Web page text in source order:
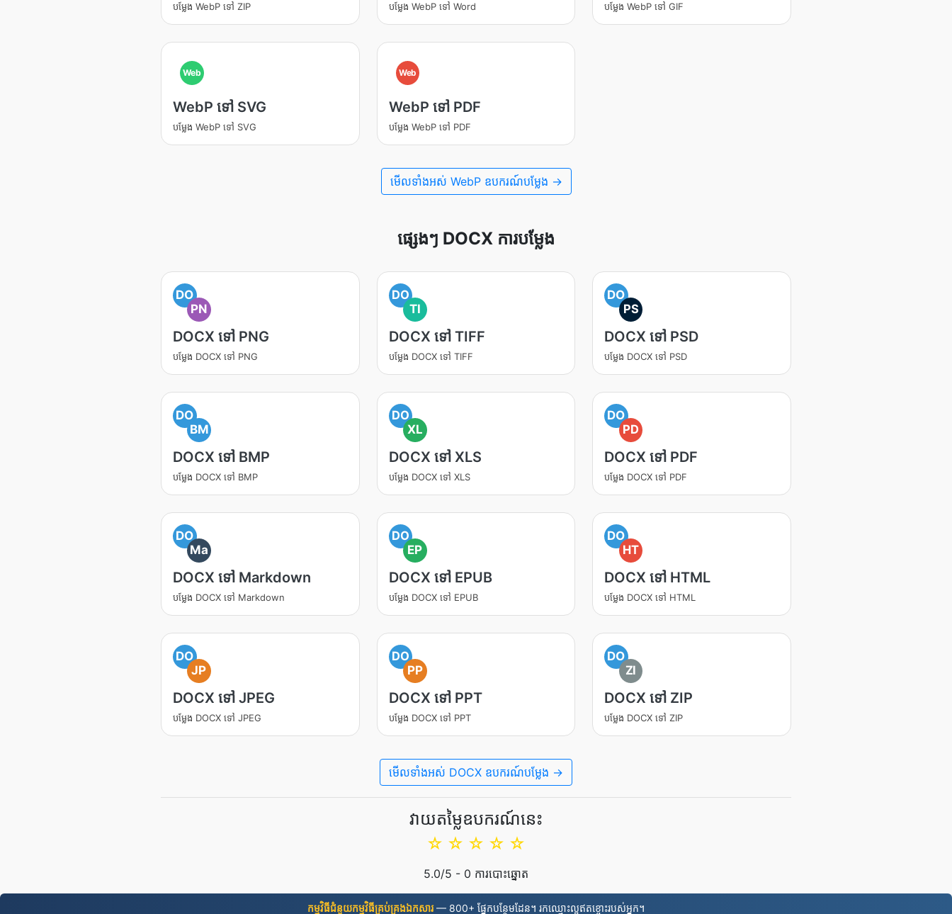
បម្លែង WebP ទៅ ZIP បម្លែង WebP ទៅ Word បម្លែង WebP ទៅ GIF
Web
WebP ទៅ SVG
បម្លែង WebP ទៅ SVG
Web
WebP ទៅ PDF
បម្លែង WebP ទៅ PDF
មើលទាំងអស់ WebP ឧបករណ៍បម្លែង →
ផ្សេងៗ DOCX ការបម្លែង
DO
PN
DOCX ទៅ PNG
បម្លែង DOCX ទៅ PNG
DO
TI
DOCX ទៅ TIFF
បម្លែង DOCX ទៅ TIFF
DO
PS
DOCX ទៅ PSD
បម្លែង DOCX ទៅ PSD
DO
BM
DOCX ទៅ BMP
បម្លែង DOCX ទៅ BMP
DO
XL
DOCX ទៅ XLS
បម្លែង DOCX ទៅ XLS
DO
PD
DOCX ទៅ PDF
បម្លែង DOCX ទៅ PDF
DO
Ma
DOCX ទៅ Markdown
បម្លែង DOCX ទៅ Markdown
DO
EP
DOCX ទៅ EPUB
បម្លែង DOCX ទៅ EPUB
DO
HT
DOCX ទៅ HTML
បម្លែង DOCX ទៅ HTML
DO
JP
DOCX ទៅ JPEG
បម្លែង DOCX ទៅ JPEG
DO
PP
DOCX ទៅ PPT
បម្លែង DOCX ទៅ PPT
DO
ZI
DOCX ទៅ ZIP
បម្លែង DOCX ទៅ ZIP
មើលទាំងអស់ DOCX ឧបករណ៍បម្លែង →
វាយតម្លៃឧបករណ៍នេះ
☆
☆
☆
☆
☆
5.0/5 - 0 ការបោះឆ្នោត
កម្មវិធី​ជំនួយ​កម្មវិធី​គ្រប់គ្រង​ឯកសារ— 800+ ផ្នែកបន្ថែមដែន។ រកឈ្មោះល្អឥតខ្ចោះរបស់អ្នក។